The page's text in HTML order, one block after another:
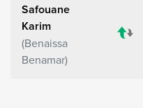
Safouane
Karim
Benaissa
Benamar